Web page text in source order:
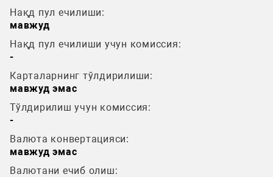
Нақд пул ечилиши:
мавжуд
Нақд пул ечилиши учун комиссия:
-
Карталарнинг тўлдирилиши:
мавжуд эмас
Тўлдирилиш учун комиссия:
-
Валюта конвертацияси:
мавжуд эмас
Валютани ечиб олиш: